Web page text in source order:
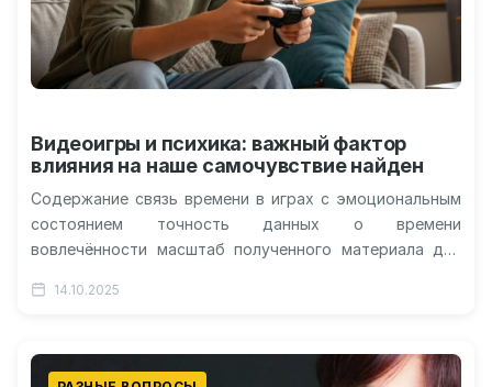
Видеоигры и психика: важный фактор
влияния на наше самочувствие найден
Содержание связь времени в играх с эмоциональным
состоянием точность данных о времени
вовлечённости масштаб полученного материала для
и самочувствием…
14.10.2025